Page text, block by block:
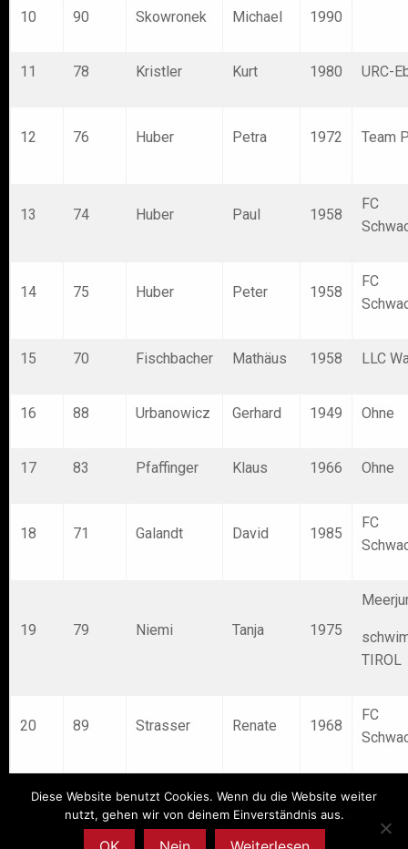
10 90 Skowronek Michael 1990
11 78 Kristler Kurt 1980 URC-
12 76 Huber Petra 1972 Team
13 74 Huber Paul 1958
FC
14 75 Huber Peter 1958
FC
15 70 Fischbacher Mathäus 1958 LLC
16 88 Urbanowicz Gerhard 1949 Ohne
17 83 Pfaffinger Klaus 1966 Ohne
18 71 Galandt David 1985
FC
19 79 Niemi Tanja 1975
TIROL
20 89 Strasser Renate 1968
FC
Diese Website benutzt Cookies. Wenn du die Website weiter
nutzt, gehen wir von deinem Einverständnis aus.